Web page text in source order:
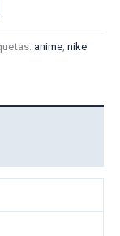
anime, nike